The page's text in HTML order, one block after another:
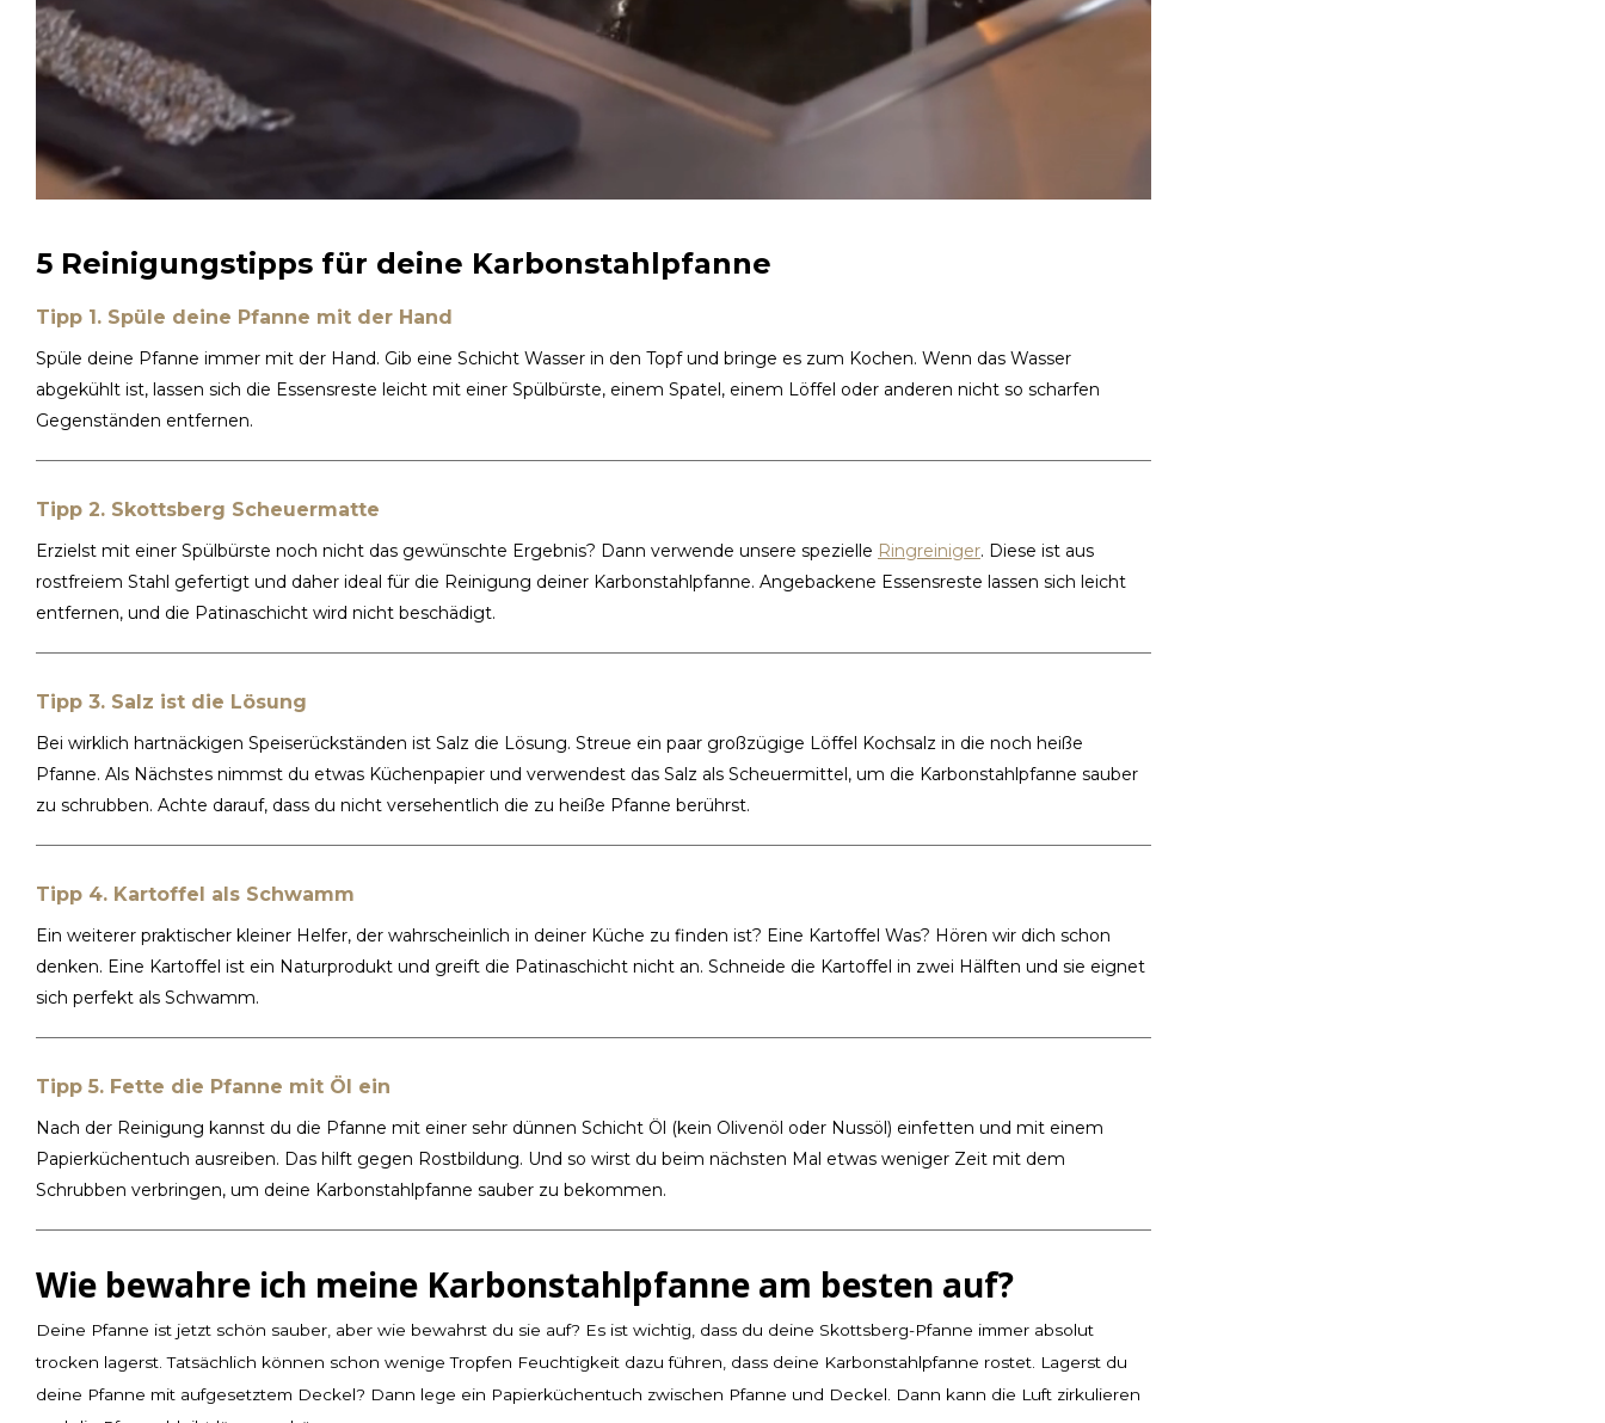
5 Reinigungstipps für deine Karbonstahlpfanne
Tipp 1. Spüle deine Pfanne mit der Hand
Spüle deine Pfanne immer mit der Hand. Gib eine Schicht Wasser in den Topf und bringe es zum Kochen. Wenn das Wasser
abgekühlt ist, lassen sich die Essensreste leicht mit einer Spülbürste, einem Spatel, einem Löffel oder anderen nicht so scharfen
Gegenständen entfernen.
Tipp 2. Skottsberg Scheuermatte
Erzielst mit einer Spülbürste noch nicht das gewünschte Ergebnis? Dann verwende unsere spezielle Ringreiniger. Diese ist aus
rostfreiem Stahl gefertigt und daher ideal für die Reinigung deiner Karbonstahlpfanne. Angebackene Essensreste lassen sich leicht
entfernen, und die Patinaschicht wird nicht beschädigt.
Tipp 3. Salz ist die Lösung
Bei wirklich hartnäckigen Speiserückständen ist Salz die Lösung. Streue ein paar großzügige Löffel Kochsalz in die noch heiße
Pfanne. Als Nächstes nimmst du etwas Küchenpapier und verwendest das Salz als Scheuermittel, um die Karbonstahlpfanne sauber
zu schrubben. Achte darauf, dass du nicht versehentlich die zu heiße Pfanne berührst.
Tipp 4. Kartoffel als Schwamm
Ein weiterer praktischer kleiner Helfer, der wahrscheinlich in deiner Küche zu finden ist? Eine Kartoffel Was? Hören wir dich schon
denken. Eine Kartoffel ist ein Naturprodukt und greift die Patinaschicht nicht an. Schneide die Kartoffel in zwei Hälften und sie eignet
sich perfekt als Schwamm.
Tipp 5. Fette die Pfanne mit Öl ein
Nach der Reinigung kannst du die Pfanne mit einer sehr dünnen Schicht Öl (kein Olivenöl oder Nussöl) einfetten und mit einem
Papierküchentuch ausreiben. Das hilft gegen Rostbildung. Und so wirst du beim nächsten Mal etwas weniger Zeit mit dem
Schrubben verbringen, um deine Karbonstahlpfanne sauber zu bekommen.
Wie bewahre ich meine Karbonstahlpfanne am besten auf?
Deine Pfanne ist jetzt schön sauber, aber wie bewahrst du sie auf? Es ist wichtig, dass du deine Skottsberg-Pfanne immer absolut
trocken lagerst. Tatsächlich können schon wenige Tropfen Feuchtigkeit dazu führen, dass deine Karbonstahlpfanne rostet. Lagerst du
deine Pfanne mit aufgesetztem Deckel? Dann lege ein Papierküchentuch zwischen Pfanne und Deckel. Dann kann die Luft zirkulieren